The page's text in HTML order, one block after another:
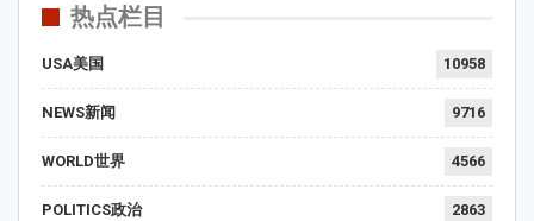
热点栏目
USA美国 10958
NEWS新闻 9716
WORLD世界 4566
POLITICS政治 2863